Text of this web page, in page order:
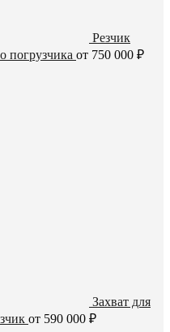
Резчик
погрузчика от 750 000 ₽
Захват для
от 590 000 ₽